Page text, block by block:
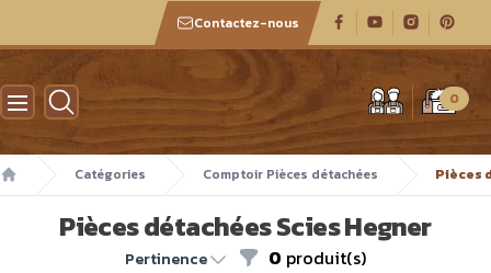
Contactez-nous
Atelier des boiseux 0
Accueil
Catégories Comptoir Pièces détachées Pièces
Pièces détachées Scies Hegner
Pertinence Filtres
0 produit(s)